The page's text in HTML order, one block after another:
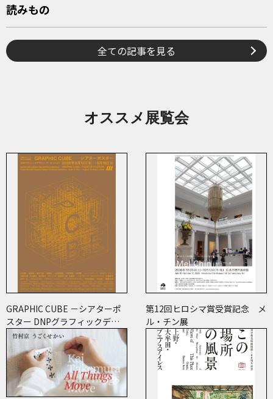
読みもの
全ての記事を見る
オススメ展覧会
GRAPHIC CUBE －シアターポ
スター DNPグラフィックデザ
イン・アーカイブより
第12回ヒロシマ賞受賞記念 メ
ル・チン展